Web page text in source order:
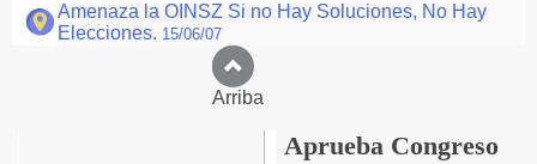
Amenaza la OINSZ Si no Hay Soluciones, No Hay
Elecciones. 15/06/07
Arriba
Aprueba Congreso